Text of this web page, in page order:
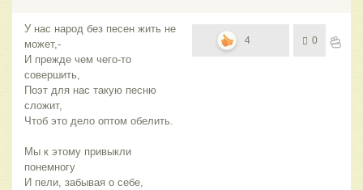
У нас народ без песен жить не
может,-
И прежде чем чего-то
совершить,
Поэт для нас такую песню
сложит,
Чтоб это дело оптом обелить.
Мы к этому привыкли
понемногу
И пели, забывая о себе,
4 0